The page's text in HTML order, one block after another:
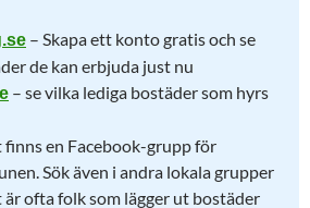
– Skapa ett konto gratis och se
de kan erbjuda just nu
– se vilka lediga bostäder som hyrs
finns en Facebook-grupp för
Sök även i andra lokala grupper
är ofta folk som lägger ut bostäder